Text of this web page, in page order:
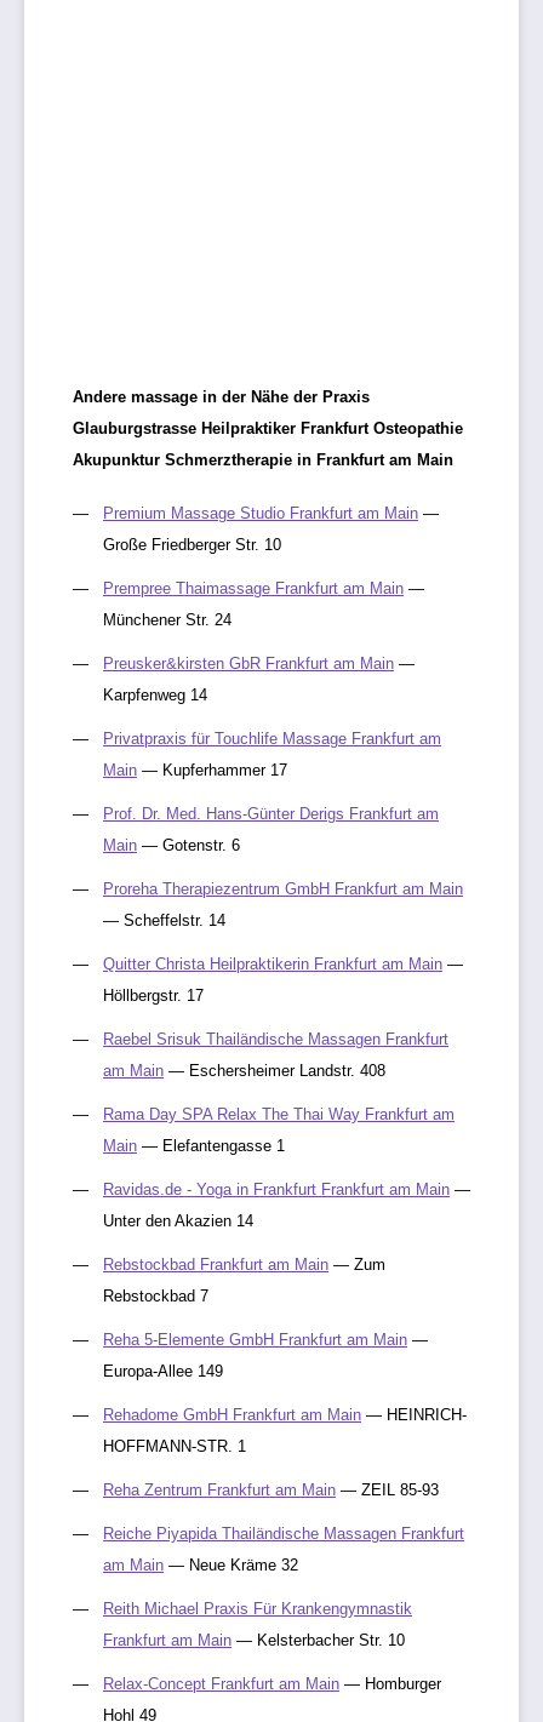
Andere massage in der Nähe der Praxis
Glauburgstrasse Heilpraktiker Frankfurt Osteopathie
Akupunktur Schmerztherapie in Frankfurt am Main
Premium Massage Studio Frankfurt am Main —
Große Friedberger Str. 10
Prempree Thaimassage Frankfurt am Main —
Münchener Str. 24
Preusker&kirsten GbR Frankfurt am Main —
Karpfenweg 14
Privatpraxis für Touchlife Massage Frankfurt am
Main — Kupferhammer 17
Prof. Dr. Med. Hans-Günter Derigs Frankfurt am
Main — Gotenstr. 6
Proreha Therapiezentrum GmbH Frankfurt am Main
— Scheffelstr. 14
Quitter Christa Heilpraktikerin Frankfurt am Main —
Höllbergstr. 17
Raebel Srisuk Thailändische Massagen Frankfurt
am Main — Eschersheimer Landstr. 408
Rama Day SPA Relax The Thai Way Frankfurt am
Main — Elefantengasse 1
Ravidas.de - Yoga in Frankfurt Frankfurt am Main —
Unter den Akazien 14
Rebstockbad Frankfurt am Main — Zum
Rebstockbad 7
Reha 5-Elemente GmbH Frankfurt am Main —
Europa-Allee 149
Rehadome GmbH Frankfurt am Main — HEINRICH-
HOFFMANN-STR. 1
Reha Zentrum Frankfurt am Main — ZEIL 85-93
Reiche Piyapida Thailändische Massagen Frankfurt
am Main — Neue Kräme 32
Reith Michael Praxis Für Krankengymnastik
Frankfurt am Main — Kelsterbacher Str. 10
Relax-Concept Frankfurt am Main — Homburger
Hohl 49